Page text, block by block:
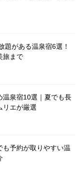
題がある温泉宿6選！
旅まで
温泉宿10選｜夏でも長
リエが厳選
も予約が取りやすい温